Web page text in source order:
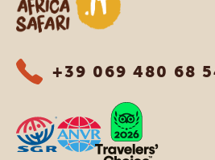
+39 069 480 68